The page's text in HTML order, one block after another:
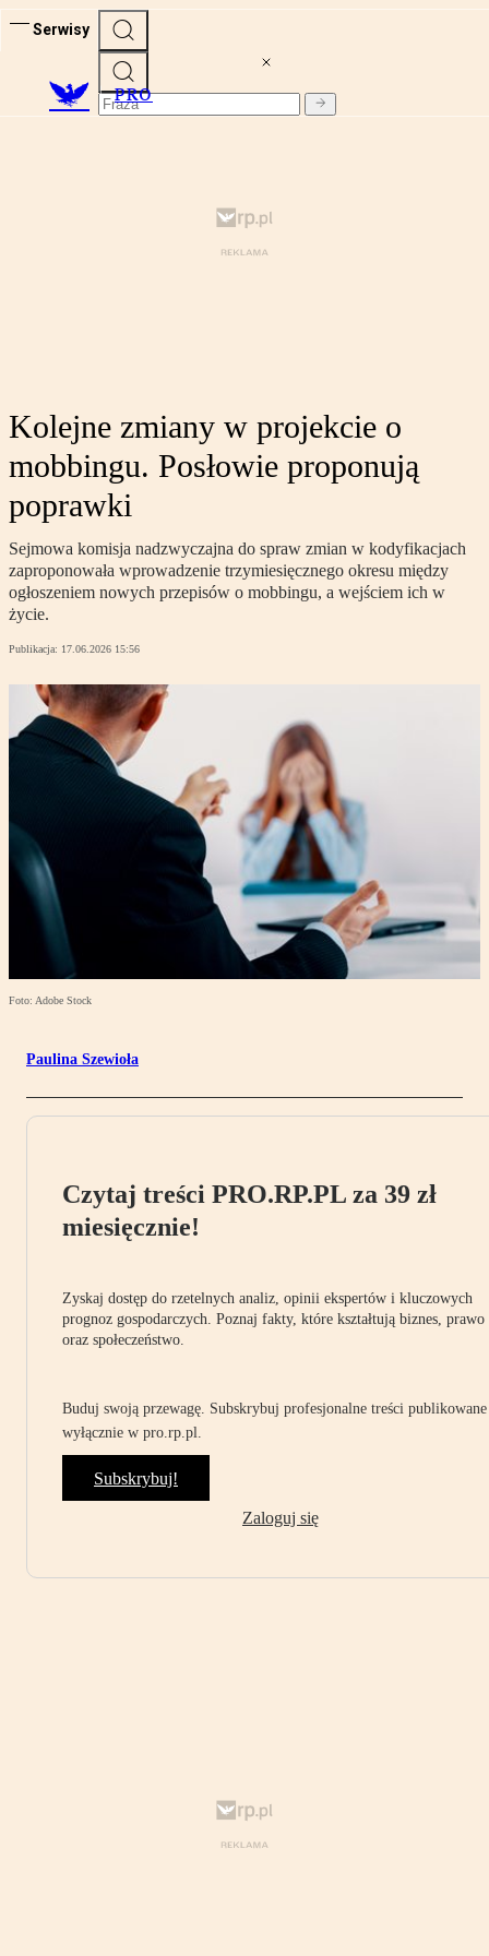
Serwisy
PRO
Kolejne zmiany w projekcie o
mobbingu. Posłowie proponują
poprawki
Sejmowa komisja nadzwyczajna do spraw zmian w kodyfikacjach
zaproponowała wprowadzenie trzymiesięcznego okresu między
ogłoszeniem nowych przepisów o mobbingu, a wejściem ich w
życie.
Publikacja: 17.06.2026 15:56
Foto: Adobe Stock
Paulina Szewioła
Czytaj treści PRO.RP.PL za 39 zł
miesięcznie!
Zyskaj dostęp do rzetelnych analiz, opinii ekspertów i kluczowych
prognoz gospodarczych. Poznaj fakty, które kształtują biznes, prawo
oraz społeczeństwo.
Buduj swoją przewagę. Subskrybuj profesjonalne treści publikowane
wyłącznie w pro.rp.pl.
Subskrybuj!
Zaloguj się